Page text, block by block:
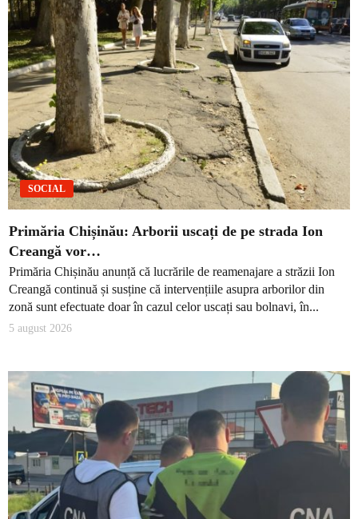
SOCIAL
Primăria Chișinău: Arborii uscați de pe strada Ion
Creangă vor…
Primăria Chișinău anunță că lucrările de reamenajare a străzii Ion
Creangă continuă și susține că intervențiile asupra arborilor din
zonă sunt efectuate doar în cazul celor uscați sau bolnavi, în...
5 august 2026